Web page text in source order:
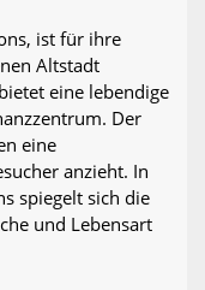
ist für ihre
Altstadt
eine lebendige
Der
eine
anzieht. In
spiegelt sich die
und Lebensart